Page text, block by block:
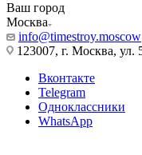
Ваш город
Москва
info@timestroy.moscow
123007, г. Москва, ул.
Вконтакте
Telegram
Одноклассники
WhatsApp